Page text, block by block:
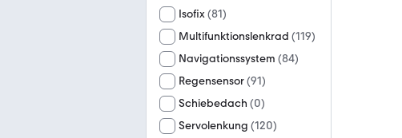
Isofix(81)
Multifunktionslenkrad (119)
Navigationssystem (84)
Regensensor(91)
Schiebedach (0)
Servolenkung (120)